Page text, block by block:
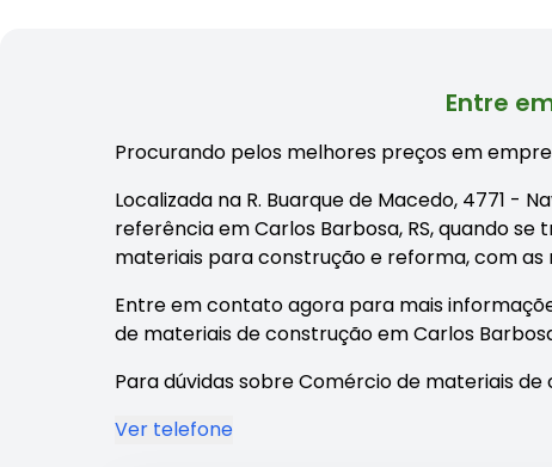
Entre
Procurando pelos melhores preços em
Localizada na R. Buarque de Macedo, 4771 -
referência em Carlos Barbosa, RS, quando se
materiais para construção e reforma, com
Entre em contato agora para mais
de materiais de construção em Carlos
Para dúvidas sobre Comércio de materiais
Ver telefone